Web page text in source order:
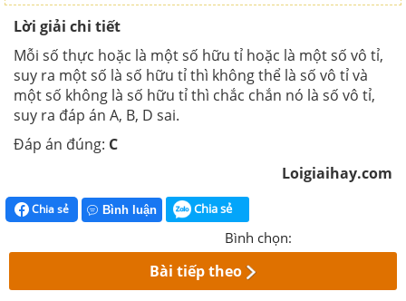
Lời giải chi tiết
Mỗi số thực hoặc là một số hữu tỉ hoặc là một số vô tỉ,
suy ra một số là số hữu tỉ thì không thể là số vô tỉ và
một số không là số hữu tỉ thì chắc chắn nó là số vô tỉ,
suy ra đáp án A, B, D sai.
Đáp án đúng: C
Loigiaihay.com
Chia sẻ Bình luận Chia sẻ
Bình chọn:
Bài tiếp theo